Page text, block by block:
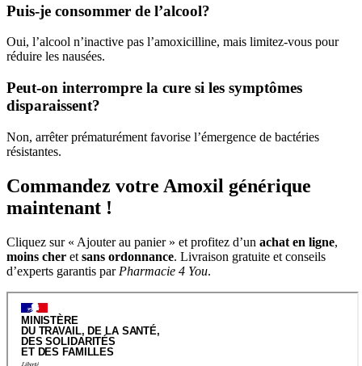
Puis-je consommer de l’alcool?
Oui, l’alcool n’inactive pas l’amoxicilline, mais limitez-vous pour
réduire les nausées.
Peut-on interrompre la cure si les symptômes
disparaissent?
Non, arrêter prématurément favorise l’émergence de bactéries
résistantes.
Commandez votre Amoxil générique
maintenant !
Cliquez sur « Ajouter au panier » et profitez d’un achat en ligne,
moins cher et sans ordonnance. Livraison gratuite et conseils
d’experts garantis par Pharmacie 4 You.